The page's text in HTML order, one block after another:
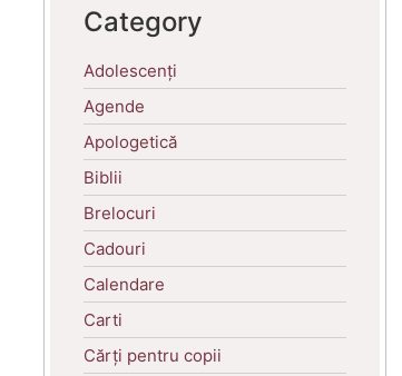
Category
Adolescenți
Agende
Apologetică
Biblii
Brelocuri
Cadouri
Calendare
Carti
Cărți pentru copii